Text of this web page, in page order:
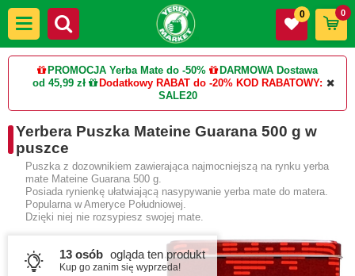
PROMOCJA Yerba Mate do -50%
DARMOWA Dostawa
od 45,99 zł
Dodatkowy RABAT do -20% KOD RABATOWY:
SALE20
0 0
Yerbera Puszka Mateine Guarana 500 g w
puszce
Puszka z dozownikiem zawierająca najmocniejszą na rynku yerba
mate Mateine Guarana 500 g.
Posiada rynienkę ułatwiającą nasypywanie yerba mate do matera.
Popularna w Ameryce Południowej.
Dzięki niej nie rozsypiesz swojej mate.
13 osób ogląda ten produkt
Kup go zanim się wyprzeda!